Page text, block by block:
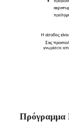
Πρόγραμμα